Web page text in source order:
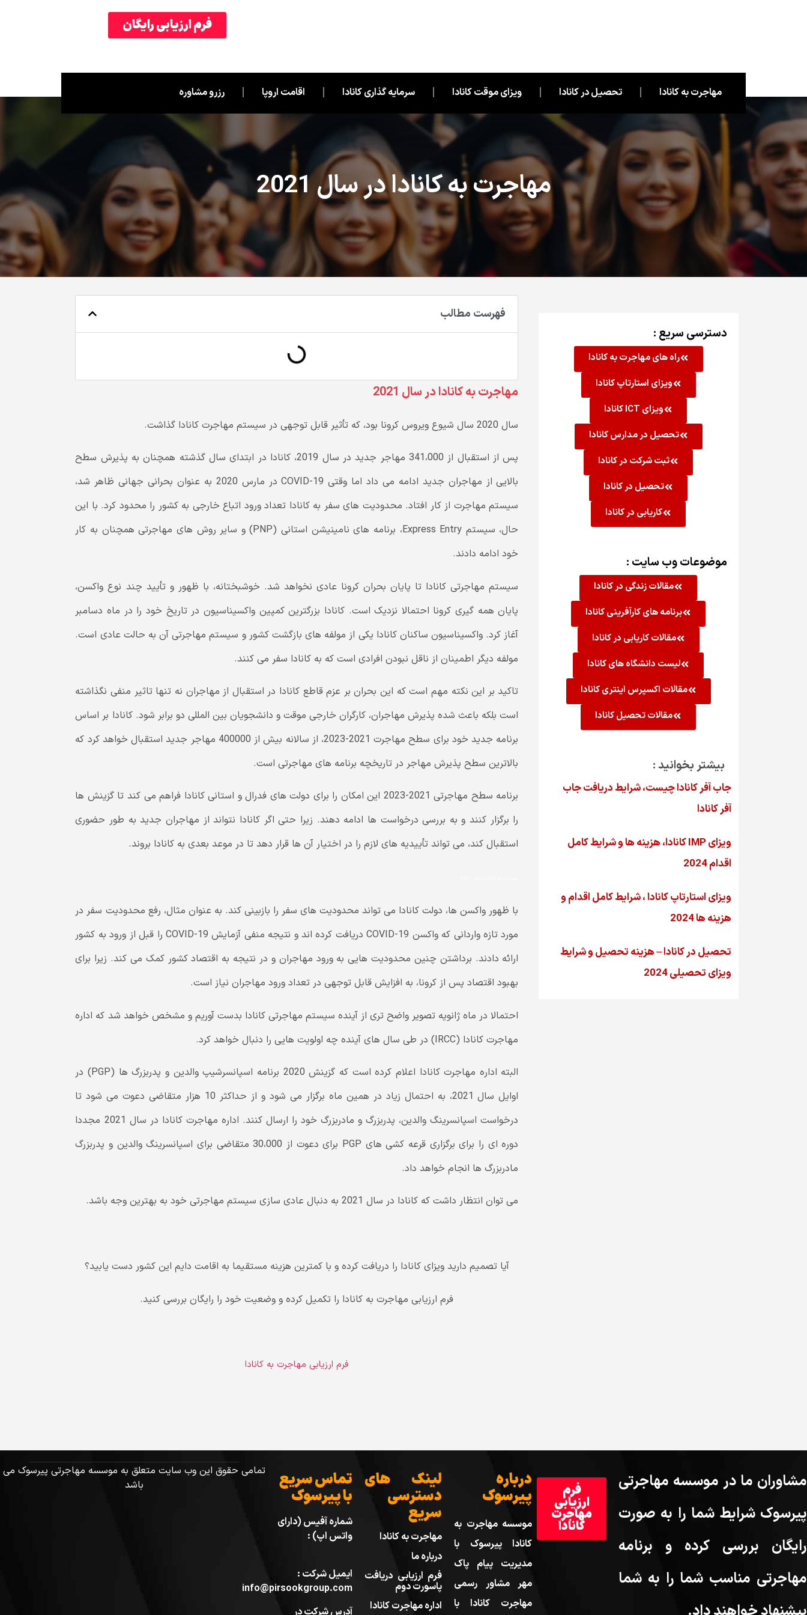
فرم ارزیابی رایگان
مهاجرت به کانادا تحصیل در کانادا ویزای موقت کانادا سرمایه گذاری کانادا اقامت اروپا رزرو مشاوره
مهاجرت به کانادا در سال 2021
دسترسی سریع :
راه های مهاجرت به کانادا
ویزای استارتاپ کانادا
ویزای ICT کانادا
تحصیل در مدارس کانادا
ثبت شرکت در کانادا
تحصیل در کانادا
کاریابی در کانادا
موضوعات وب سایت :
مقالات زندگی در کانادا
برنامه های کارآفرینی کانادا
مقالات کاریابی در کانادا
لیست دانشگاه های کانادا
مقالات اکسپرس اینتری کانادا
مقالات تحصیل کانادا
بیشتر بخوانید :
جاب آفر کانادا چیست، شرایط دریافت جاب
آفر کانادا
ویزای IMP کانادا، هزینه ها و شرایط کامل
اقدام 2024
ویزای استارتاپ کانادا ، شرایط کامل اقدام و
هزینه ها 2024
تحصیل در کانادا – هزینه‌ تحصیل و شرایط
ویزای تحصیلی 2024
فهرست مطالب
مهاجرت به کانادا در سال 2021
سال 2020 سال شیوع ویروس کرونا بود، که تأثیر قابل توجهی در سیستم مهاجرت کانادا گذاشت.
پس از استقبال از 341،000 مهاجر جدید در سال 2019، کانادا در ابتدای سال گذشته همچنان به پذیرش سطح
بالایی از مهاجران جدید ادامه می داد اما وقتی COVID-19 در مارس 2020 به عنوان بحرانی جهانی ظاهر شد،
سیستم مهاجرت از کار افتاد. محدودیت های سفر به کانادا تعداد ورود اتباع خارجی به کشور را محدود کرد. با این
حال، سیستم Express Entry، برنامه های نامینیشن استانی (PNP) و سایر روش های مهاجرتی همچنان به کار
خود ادامه دادند.
سیستم مهاجرتی کانادا تا پایان بحران کرونا عادی نخواهد شد. خوشبختانه، با ظهور و تأیید چند نوع واکسن،
پایان همه گیری کرونا احتمالا نزدیک است. کانادا بزرگترین کمپین واکسیناسیون در تاریخ خود را در ماه دسامبر
آغاز کرد. واکسیناسیون ساکنان کانادا یکی از مولفه های بازگشت کشور و سیستم مهاجرتی آن به حالت عادی است.
مولفه دیگر اطمینان از ناقل نبودن افرادی است که به کانادا سفر می کنند.
تاکید بر این نکته مهم است که این بحران بر عزم قاطع کانادا در استقبال از مهاجران نه تنها تاثیر منفی نگذاشته
است بلکه باعث شده پذیرش مهاجران، کارگران خارجی موقت و دانشجویان بین المللی دو برابر شود. کانادا بر اساس
برنامه جدید خود برای سطح مهاجرت 2021-2023، از سالانه بیش از 400000 مهاجر جدید استقبال خواهد کرد که
بالاترین سطح پذیرش مهاجر در تاریخچه برنامه های مهاجرتی است.
برنامه سطح مهاجرتی 2021-2023 این امکان را برای دولت های فدرال و استانی کانادا فراهم می کند تا گزینش ها
را برگزار کنند و به بررسی درخواست ها ادامه دهند. زیرا حتی اگر کانادا نتواند از مهاجران جدید به طور حضوری
استقبال کند، می تواند تأییدیه های لازم را در اختیار آن ها قرار دهد تا در موعد بعدی به کانادا بروند.
با ظهور واکسن ها، دولت کانادا می تواند محدودیت های سفر را بازبینی کند. به عنوان مثال، رفع محدودیت سفر در
مورد تازه واردانی که واکسن COVID-19 دریافت کرده اند و نتیجه منفی آزمایش COVID-19 را قبل از ورود به کشور
ارائه دادند. برداشتن چنین محدودیت هایی به ورود مهاجران و در نتیجه به اقتصاد کشور کمک می کند. زیرا برای
بهبود اقتصاد پس از کرونا، به افزایش قابل توجهی در تعداد ورود مهاجران نیاز است.
احتمالا در ماه ژانویه تصویر واضح تری از آینده سیستم مهاجرتی کانادا بدست آوریم و مشخص خواهد شد که اداره
مهاجرت کانادا (IRCC) در طی سال های آینده چه اولویت هایی را دنبال خواهد کرد.
البته اداره مهاجرت کانادا اعلام کرده است که گزینش 2020 برنامه اسپانسرشیپ والدین و پدربزرگ ها (PGP) در
اوایل سال 2021، به احتمال زیاد در همین ماه برگزار می شود و از حداکثر 10 هزار متقاضی دعوت می شود تا
درخواست اسپانسرینگ والدین، پدربزرگ و مادربزرگ خود را ارسال کنند. اداره مهاجرت کانادا در سال 2021 مجددا
دوره ای را برای برگزاری قرعه کشی های PGP برای دعوت از 30،000 متقاضی برای اسپانسرینگ والدین و پدربزرگ
مادربزرگ ها انجام خواهد داد.
می توان انتظار داشت که کانادا در سال 2021 به دنبال عادی سازی سیستم مهاجرتی خود به بهترین وجه باشد.
آیا تصمیم دارید ویزای کانادا را دریافت کرده و با کمترین هزینه مستقیما به اقامت دایم این کشور دست یابید؟
فرم ارزیابی مهاجرت به کانادا را تکمیل کرده و وضعیت خود را رایگان بررسی کنید.
فرم ارزیابی مهاجرت به کانادا
مشاوران ما در موسسه مهاجرتی
پیرسوک شرایط شما را به صورت
رایگان بررسی کرده و برنامه
مهاجرتی مناسب شما را به شما
فرم
ارزیابی
مهاجرت
کانادا
درباره
پیرسوک
موسسه مهاجرت به
کانادا پیرسوک با
مدیریت پیام پاک
مهر مشاور رسمی
مهاجرت کانادا با
لینک های
دسترسی
سریع
مهاجرت به کانادا
درباره ما
فرم ارزیابی دریافت
پاسورت دوم
اداره مهاجرت کانادا
تماس سریع
با پیرسوک
شماره آفیس (دارای
واتس اپ) :
ایمیل شرکت :
info@pirsookgroup.com
آدرس شرکت در
تمامی حقوق این وب سایت متعلق به موسسه مهاجرتی پیرسوک می
باشد